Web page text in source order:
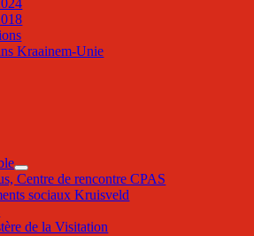
Kraainem-Unie
Centre de rencontre CPAS
sociaux Kruisveld
de la Visitation